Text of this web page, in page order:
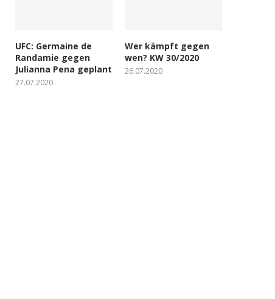
UFC: Germaine de
Randamie gegen
Julianna Pena geplant
27.07.2020
Wer kämpft gegen
wen? KW 30/2020
26.07.2020